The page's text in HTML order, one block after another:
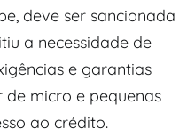
deve ser sancionada
a necessidade de
e garantias
micro e pequenas
ao crédito.